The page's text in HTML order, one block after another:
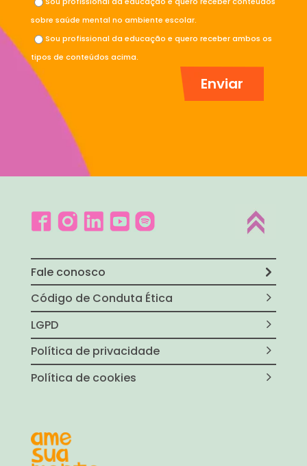
sobre saúde mental no ambiente escolar.
Sou profissional da educação e quero receber ambos os
tipos de conteúdos acima.
Fale conosco
Código de Conduta Ética
LGPD
Política de privacidade
Política de cookies